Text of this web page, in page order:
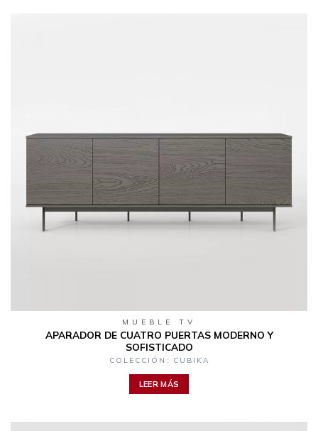
MUEBLE TV
APARADOR DE CUATRO PUERTAS MODERNO Y
SOFISTICADO
COLECCIÓN: CUBIKA
LEER MÁS